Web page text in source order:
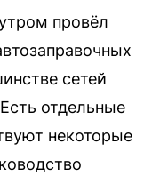
провёл
сетей
отдельные
некоторые